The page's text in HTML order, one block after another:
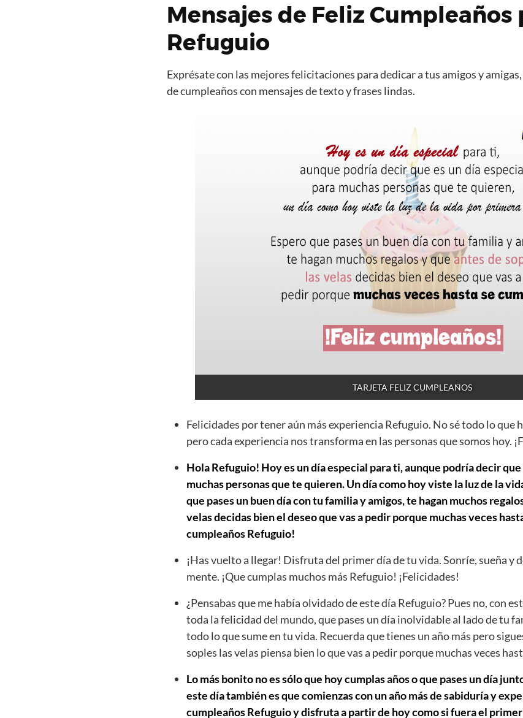
Mensajes de Feliz Cumpleaños
Refuguio
Exprésate con las mejores felicitaciones para dedicar a tus amigos y
de cumpleaños con mensajes de texto y frases lindas.
TARJETA FELIZ CUMPLEAÑOS
Felicidades por tener aún más experiencia Refuguio. No sé todo lo que
pero cada experiencia nos transforma en las personas que somos hoy.
Hola Refuguio! Hoy es un día especial para ti, aunque podría decir
muchas personas que te quieren. Un día como hoy viste la luz de la
que pases un buen día con tu familia y amigos, te hagan muchos
velas decidas bien el deseo que vas a pedir porque muchas veces
cumpleaños Refuguio!
¡Has vuelto a llegar! Disfruta del primer día de tu vida. Sonríe, sueña y
mente. ¡Que cumplas muchos más Refuguio! ¡Felicidades!
¿Pensabas que me había olvidado de este día Refuguio? Pues no, con
toda la felicidad del mundo, que pases un día inolvidable al lado de tu
todo lo que sume en tu vida. Recuerda que tienes un año más pero
soples las velas piensa bien lo que vas a pedir porque muchas veces
Lo más bonito no es sólo que hoy cumplas años o que pases un día
este día también es que comienzas con un año más de sabiduría y
cumpleaños Refuguio y disfruta a partir de hoy como si fuera el primer